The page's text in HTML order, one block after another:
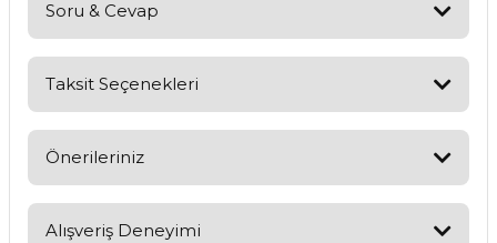
Bu ürüne ilk yorumu siz yapın!
Soru & Cevap
Ürün hakkında henüz soru sorulmamış.
Taksit Seçenekleri
Önerileriniz
kullanarak tarafımıza iletebilirsiniz.
Alışveriş Deneyimi